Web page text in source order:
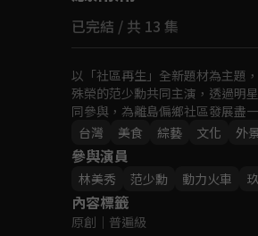
已完結 / 共 13 集
以「社區再生」全新題材為主題
殊榮的范少勳共同主演，透過明
同參與，為離島偏鄉社區發展盡
台灣
美食 綜藝 文化 外
參與演員
林美秀 范少勳 動力火車
內容標籤
原創 ｜ 普遍級